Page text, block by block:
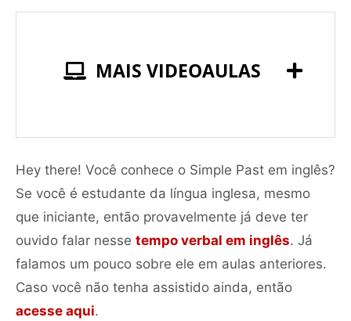
MAIS VIDEOAULAS
Hey there! Você conhece o Simple Past em inglês?
Se você é estudante da língua inglesa, mesmo
que iniciante, então provavelmente já deve ter
ouvido falar nesse tempo verbal em inglês. Já
falamos um pouco sobre ele em aulas anteriores.
Caso você não tenha assistido ainda, então
acesse aqui.